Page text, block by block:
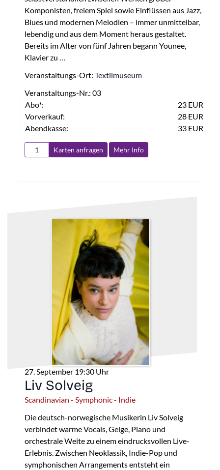
Komponisten, freiem Spiel sowie Einflüssen aus Jazz,
Blues und modernen Melodien – immer unmittelbar,
lebendig und aus dem Moment heraus gestaltet.
Bereits im Alter von fünf Jahren begann Younee,
Klavier zu …
Veranstaltungs-Ort: Textilmuseum
Veranstaltungs-Nr.: 03
Abo*:
23 EUR
Vorverkauf:
28 EUR
Abendkasse:
33 EUR
Karten anfragen Mehr Info
27. September 19:30 Uhr
Liv Solveig
Scandinavian - Symphonic - Indie
Die deutsch-norwegische Musikerin Liv Solveig
verbindet warme Vocals, Geige, Piano und
orchestrale Weite zu einem eindrucksvollen Live-
Erlebnis. Zwischen Neoklassik, Indie-Pop und
symphonischen Arrangements entsteht ein